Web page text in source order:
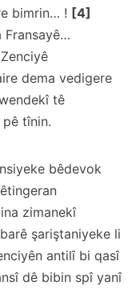
bimrin… ! [4]
Fransayê…
dema vedigere
tê
tînin.
bêdevok
zimanekî
şariştaniyeke li
antilî bi qasî
dê bibin spî yanî